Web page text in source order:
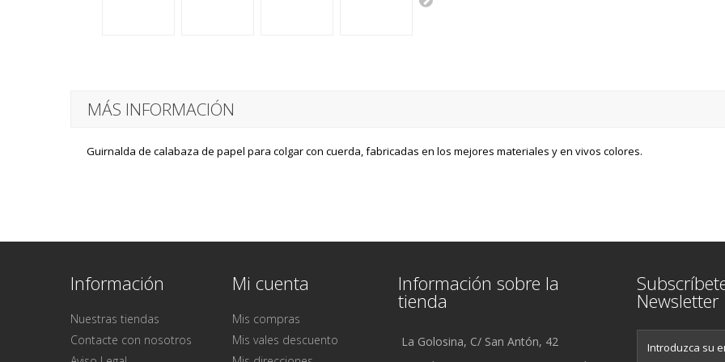
MÁS INFORMACIÓN
Guirnalda de calabaza de papel para colgar con cuerda, fabricadas en los mejores materiales y en vivos colores.
Información
Nuestras tiendas
Contacte con nosotros
Mi cuenta
Mis compras
Mis vales descuento
Información sobre la
tienda
La Golosina, C/ San Antón, 42
Newsletter